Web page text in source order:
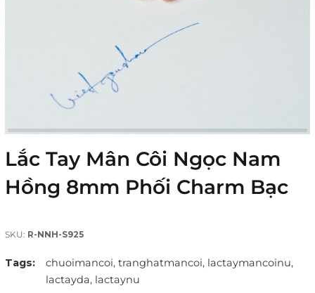
Lắc Tay Mân Côi Ngọc Nam
Hồng 8mm Phối Charm Bạc
SKU: R-NNH-S925
Tags: chuoimancoi, tranghatmancoi, lactaymancoinu,
lactayda, lactaynu